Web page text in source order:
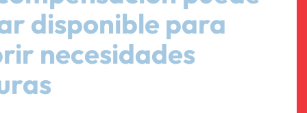
disponible para
necesidades
- Hours
Service 24/7
- Hours
Service 24/7